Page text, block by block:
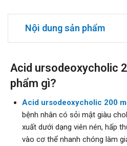
Nội dung sản phẩm
Acid ursodeoxycholic
phẩm gì?
Acid ursodeoxycholic 200
bệnh nhân có sỏi mật giàu
xuất dưới dạng viên nén, hấp
vào cơ thể nhanh chóng làm